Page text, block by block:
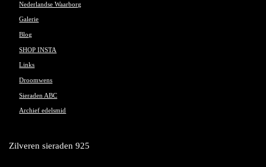
Nederlandse Waarborg
Galerie
Blog
SHOP INSTA
Links
Droomwens
Sieraden ABC
Archief edelsmid
Zilveren sieraden 925